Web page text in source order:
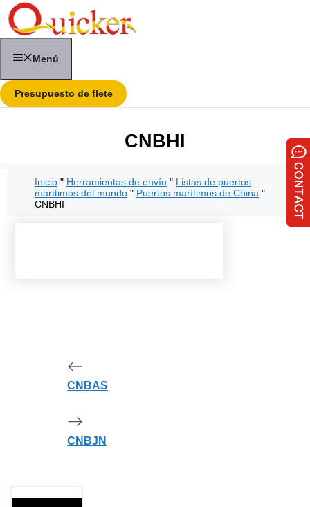
Saltar
contenido
Menú
Presupuesto de flete
CNBHI
Inicio " Herramientas de envío " Listas de puertos
marítimos del mundo " Puertos marítimos de China "
CNBHI
CNBAS
CNBJN